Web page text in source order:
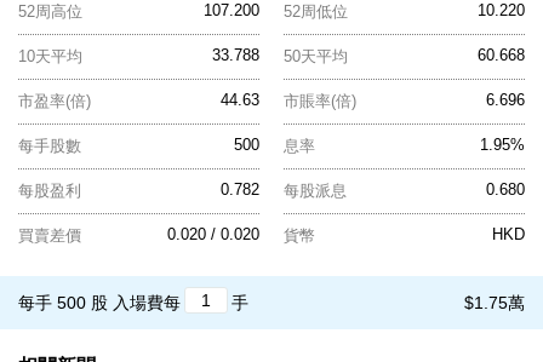
107.200
52周高位 10.220
52周低位
33.788
10天平均 60.668
50天平均
44.63
市盈率(倍) 6.696
市賬率(倍)
500
每手股數 1.95%
息率
0.782
每股盈利 0.680
每股派息
0.020 / 0.020
買賣差價 HKD
貨幣
$1.75萬
每手 500 股 入場費每 手